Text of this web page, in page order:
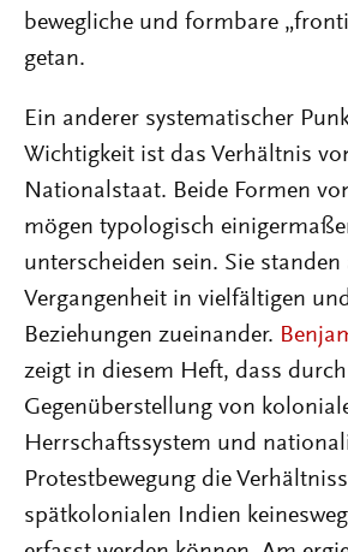
bewegliche und formbare
getan.
Ein anderer systematischer
Wichtigkeit ist das Verhältnis
Nationalstaat. Beide Formen
mögen typologisch
unterscheiden sein. Sie
Vergangenheit in vielfältigen
Beziehungen zueinander.
zeigt in diesem Heft, dass
Gegenüberstellung von
Herrschaftssystem und
Protestbewegung die
spätkolonialen Indien